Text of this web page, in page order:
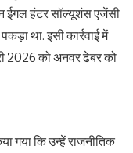
ईगल हंटर सॉल्यूशंस एजेंसी
था. इसी कार्रवाई में
2026 को अनवर ढेबर को
गया कि उन्हें राजनीतिक